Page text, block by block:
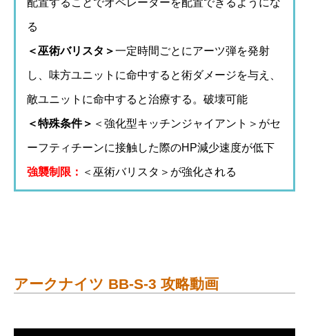
配置することでオペレーターを配置できるようにな
る
＜巫術バリスタ＞一定時間ごとにアーツ弾を発射
し、味方ユニットに命中すると術ダメージを与え、
敵ユニットに命中すると治療する。破壊可能
＜特殊条件＞ ＜強化型キッチンジャイアント＞がセ
ーフティチーンに接触した際のHP減少速度が低下
強襲制限： ＜巫術バリスタ＞が強化される
アークナイツ BB-S-3 攻略動画